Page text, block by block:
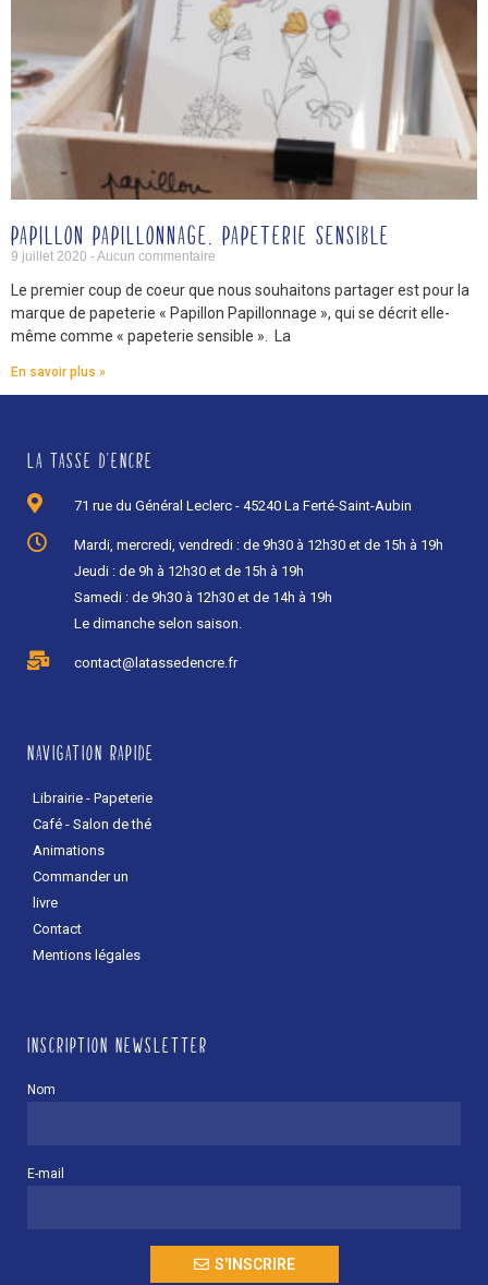
PAPILLON PAPILLONNAGE, PAPETERIE SENSIBLE
9 juillet 2020 Aucun commentaire
Le premier coup de coeur que nous souhaitons partager est pour la
marque de papeterie « Papillon Papillonnage », qui se décrit elle-
même comme « papeterie sensible ». La
En savoir plus »
LA TASSE D'ENCRE
71 rue du Général Leclerc - 45240 La Ferté-Saint-Aubin
Mardi, mercredi, vendredi : de 9h30 à 12h30 et de 15h à 19h
Jeudi : de 9h à 12h30 et de 15h à 19h
Samedi : de 9h30 à 12h30 et de 14h à 19h
Le dimanche selon saison.
contact@latassedencre.fr
NAVIGATION RAPIDE
Librairie - Papeterie
Café - Salon de thé
Animations
Commander un
livre
Contact
Mentions légales
INSCRIPTION NEWSLETTER
Nom
E-mail
S'INSCRIRE